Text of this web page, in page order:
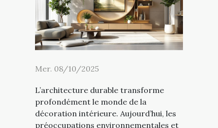
Mer. 08/10/2025
L’architecture durable transforme
profondément le monde de la
décoration intérieure. Aujourd’hui, les
préoccupations environnementales et